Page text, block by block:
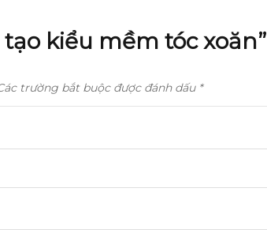
kiểu mềm tóc xoăn”
trường bắt buộc được đánh dấu *